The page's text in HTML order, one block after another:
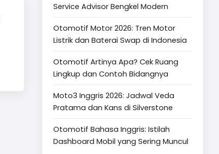
Service Advisor Bengkel Modern
Otomotif Motor 2026: Tren Motor
Listrik dan Baterai Swap di Indonesia
Otomotif Artinya Apa? Cek Ruang
Lingkup dan Contoh Bidangnya
Moto3 Inggris 2026: Jadwal Veda
Pratama dan Kans di Silverstone
Otomotif Bahasa Inggris: Istilah
Dashboard Mobil yang Sering Muncul